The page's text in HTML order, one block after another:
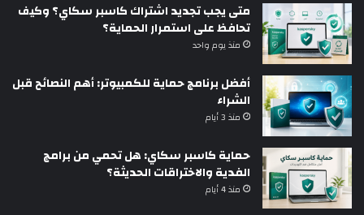
متى يجب تجديد اشتراك كاسبر سكاي؟ وكيف
تحافظ على استمرار الحماية؟
منذ يوم واحد
أفضل برنامج حماية للكمبيوتر: أهم النصائح قبل
الشراء
منذ 3 أيام
حماية كاسبر سكاي: هل تحمي من برامج
الفدية والاختراقات الحديثة؟
منذ 4 أيام